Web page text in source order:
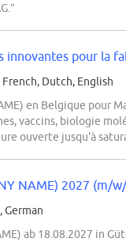
pour la
Dutch, English
en Belgique pour
vaccins, biologie
ouverte jusqu'à
NAME) 2027 (m/
German
ab 18.08.2027 in